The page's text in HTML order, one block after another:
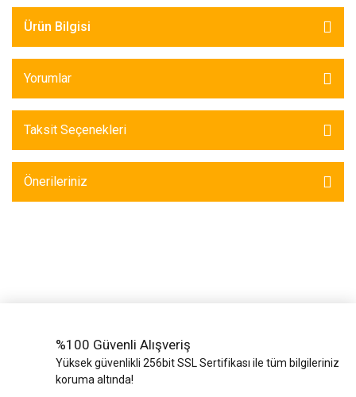
Ürün Bilgisi
Yorumlar
Taksit Seçenekleri
Önerileriniz
%100 Güvenli Alışveriş
Yüksek güvenlikli 256bit SSL Sertifikası ile tüm bilgileriniz
koruma altında!